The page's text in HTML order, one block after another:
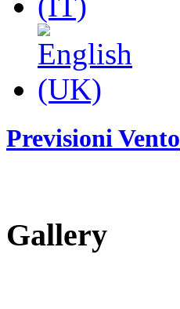
Previsioni Vento
Gallery